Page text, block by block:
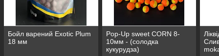
Бойл варений Exotic Plum
18 мм
Pop-Up sweet CORN 8-
10мм - (солодка
кукурудза)